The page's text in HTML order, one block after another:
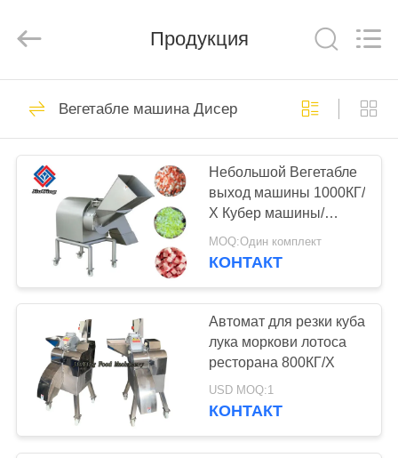
ДОМОЙ
ПРОДУКТЫ
ШОУ
О
ЭКСКУРСИЯ
ПО
ЗАВОДУ
Machinery
Co.,Ltd.
машина мяса
обрабатывая
255
Промышленный
Slicer мяса
213
Продукция
Вегетабле машина Дисер
Небольшой Вегетабле
выход машины 1000КГ/
Х Кубер машины/
томата Дисер
MOQ:Один комплект
КОНТАКТ
Автомат для резки куба
лука моркови лотоса
ресторана 800КГ/Х
USD MOQ:1
КОНТАКТ